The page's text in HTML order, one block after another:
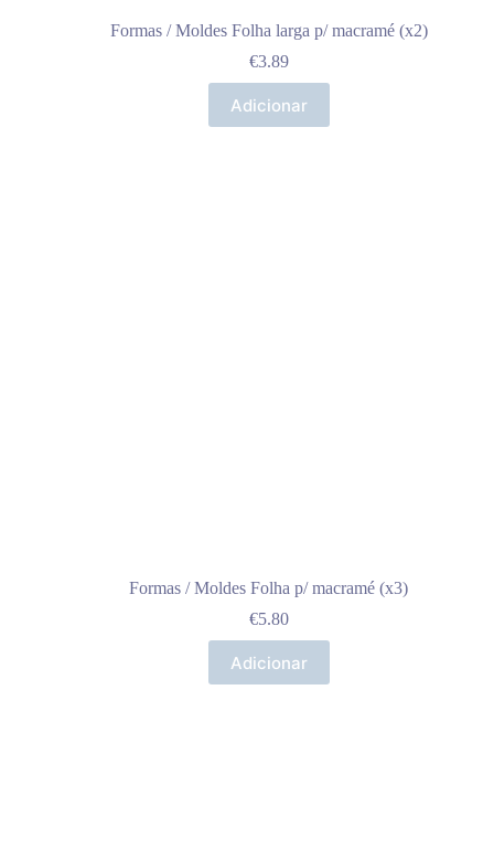
Formas / Moldes Folha larga p/ macramé (x2)
€3.89
Adicionar
Formas / Moldes Folha p/ macramé (x3)
€5.80
Adicionar